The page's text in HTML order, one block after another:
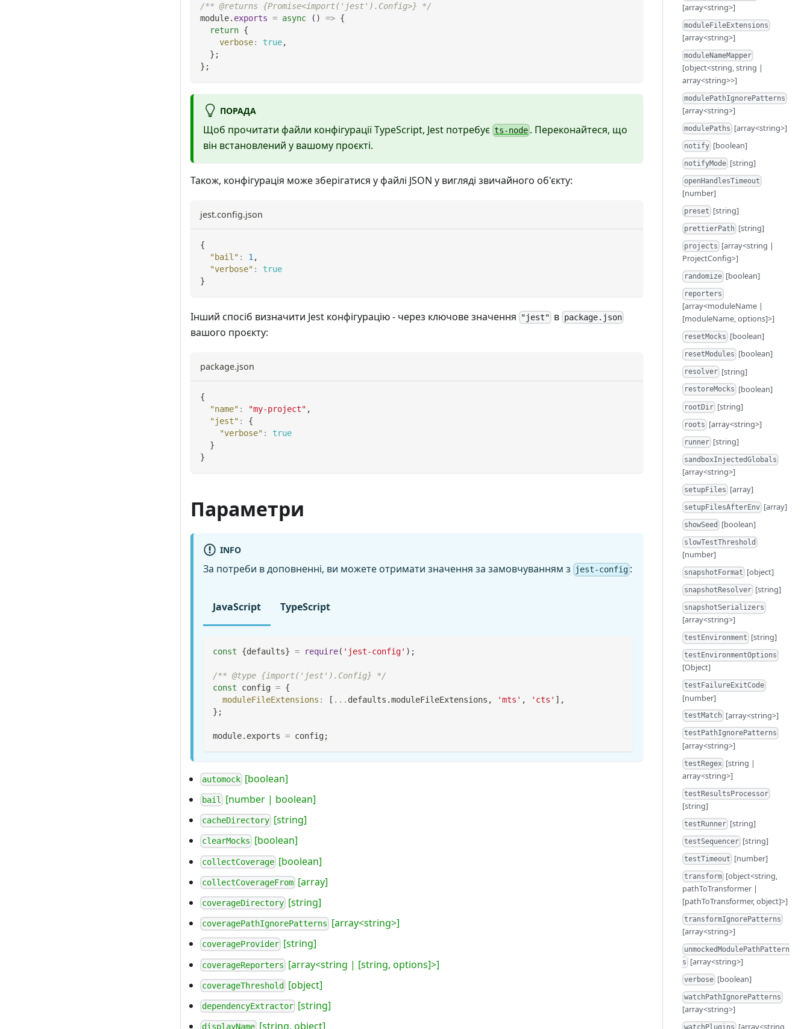
/** @returns {Promise<import('jest').Config>} */
module. exports = async ( ) => {
return {
verbose: true,
} ;
} ;
ПОРАДА
Щоб прочитати файли конфігурації TypeScript, Jest потребує ts-node . Переконайтеся, що
він встановлений у вашому проєкті.
Також, конфігурація може зберігатися у файлі JSON у вигляді звичайного об'єкту:
jest.config.json
{
"bail" : 1 ,
"verbose" :
true
}
Інший спосіб визначити Jest конфігурацію - через ключове значення "jest" в package.json
вашого проєкту:
package.json
{
"name" : "my-project" ,
"jest" :
{
"verbose" :
true
}
}
Параметри
INFO
За потреби в доповненні, ви можете отримати значення за замовчуванням з jest-config :
JavaScript TypeScript
const {defaults} = require( 'jest-config' ) ;
/** @type {import('jest').Config} */
const config = {
moduleFileExtensions : [ ... defaults .moduleFileExtensions , 'mts' , 'cts' ] ,
} ;
module. exports = config;
automock [boolean]
bail [number | boolean]
cacheDirectory [string]
clearMocks [boolean]
collectCoverage [boolean]
collectCoverageFrom [array]
coverageDirectory [string]
coveragePathIgnorePatterns [array<string>]
coverageProvider [string]
coverageReporters [array<string | [string, options]>]
coverageThreshold [object]
dependencyExtractor [string]
displayName [string, object]
[array<string>]
moduleFileExtensions
[array<string>]
moduleNameMapper
[object<string, string |
array<string>>]
modulePathIgnorePatterns
[array<string>]
modulePaths [array<string>]
notify [boolean]
notifyMode [string]
openHandlesTimeout
[number]
preset [string]
prettierPath [string]
projects [array<string |
ProjectConfig>]
randomize [boolean]
reporters
[array<moduleName |
[moduleName, options]>]
resetMocks [boolean]
resetModules [boolean]
resolver [string]
restoreMocks [boolean]
rootDir [string]
roots [array<string>]
runner [string]
sandboxInjectedGlobals
[array<string>]
setupFiles [array]
setupFilesAfterEnv [array]
showSeed [boolean]
slowTestThreshold
[number]
snapshotFormat [object]
snapshotResolver [string]
snapshotSerializers
[array<string>]
testEnvironment [string]
testEnvironmentOptions
[Object]
testFailureExitCode
[number]
testMatch [array<string>]
testPathIgnorePatterns
[array<string>]
testRegex [string |
array<string>]
testResultsProcessor
[string]
testRunner [string]
testSequencer [string]
testTimeout [number]
transform [object<string,
pathToTransformer |
[pathToTransformer, object]>]
transformIgnorePatterns
[array<string>]
unmockedModulePathPattern
s [array<string>]
verbose [boolean]
watchPathIgnorePatterns
[array<string>]
[array<string